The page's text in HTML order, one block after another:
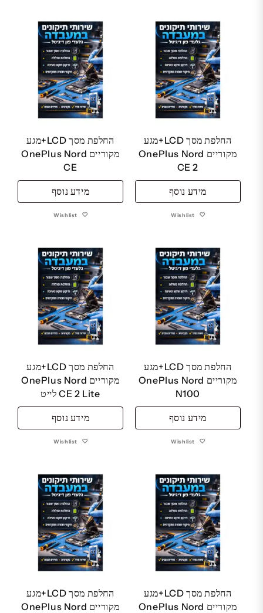
החלפת מסך LCD+מגע
מקוריים OnePlus Nord
CE
מידע נוסף
Wishlist
החלפת מסך LCD+מגע
מקוריים OnePlus Nord
CE 2
מידע נוסף
Wishlist
החלפת מסך LCD+מגע
מקוריים OnePlus Nord
CE 2 Lite לייט
מידע נוסף
Wishlist
החלפת מסך LCD+מגע
מקוריים OnePlus Nord
N100
מידע נוסף
Wishlist
החלפת מסך LCD+מגע
מקוריים OnePlus Nord
החלפת מסך LCD+מגע
מקוריים OnePlus Nord